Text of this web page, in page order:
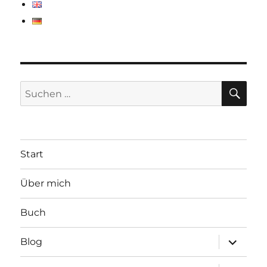
Suchen
nach:
Start
Über mich
Buch
Blog
öffnen